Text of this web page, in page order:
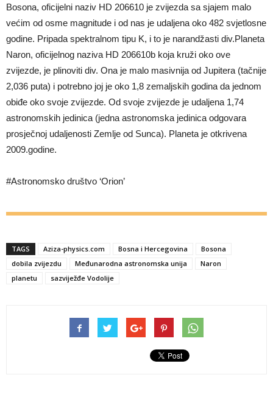
Bosona, oficijelni naziv HD 206610 je zvijezda sa sjajem malo
većim od osme magnitude i od nas je udaljena oko 482 svjetlosne
godine. Pripada spektralnom tipu K, i to je narandžasti div.Planeta
Naron, oficijelnog naziva HD 206610b koja kruži oko ove
zvijezde, je plinoviti div. Ona je malo masivnija od Jupitera (tačnije
2,036 puta) i potrebno joj je oko 1,8 zemaljskih godina da jednom
obiđe oko svoje zvijezde. Od svoje zvijezde je udaljena 1,74
astronomskih jedinica (jedna astronomska jedinica odgovara
prosječnoj udaljenosti Zemlje od Sunca). Planeta je otkrivena
2009.godine.
#Astronomsko društvo ‘Orion’
TAGS Aziza-physics.com Bosna i Hercegovina
Bosona
dobila zvijezdu
Međunarodna astronomska unija
Naron
planetu
sazviježđe Vodolije